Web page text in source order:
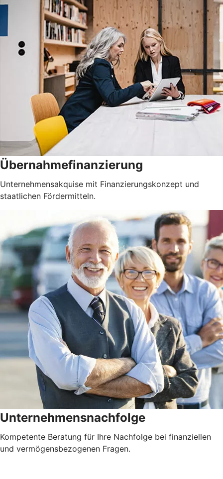
Übernahmefinanzierung
Unternehmensakquise mit Finanzierungskonzept und
staatlichen Fördermitteln.
Unternehmensnachfolge
Kompetente Beratung für Ihre Nachfolge bei finanziellen
und vermögensbezogenen Fragen.